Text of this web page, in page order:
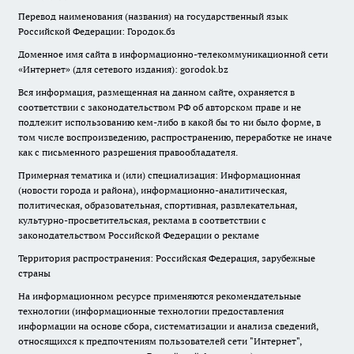
Перевод наименования (названия) на государственный язык
Российской Федерации: Городок.бз
Доменное имя сайта в информационно-телекоммуникационной сети
«Интернет» (для сетевого издания): gorodok.bz
Вся информация, размещенная на данном сайте, охраняется в
соответствии с законодательством РФ об авторском праве и не
подлежит использованию кем-либо в какой бы то ни было форме, в
том числе воспроизведению, распространению, переработке не иначе
как с письменного разрешения правообладателя.
Примерная тематика и (или) специализация: Информационная
(новости города и района), информационно-аналитическая,
политическая, образовательная, спортивная, развлекательная,
культурно-просветительская, реклама в соответствии с
законодательством Российской Федерации о рекламе
Территория распространения: Российская Федерация, зарубежные
страны
На информационном ресурсе применяются рекомендательные
технологии (информационные технологии предоставления
информации на основе сбора, систематизации и анализа сведений,
относящихся к предпочтениям пользователей сети "Интернет",